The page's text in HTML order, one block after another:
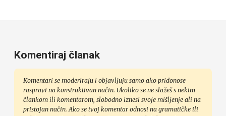
Komentiraj članak
Komentari se moderiraju i objavljuju samo ako pridonose
raspravi na konstruktivan način. Ukoliko se ne slažeš s nekim
člankom ili komentarom, slobodno iznesi svoje mišljenje ali na
pristojan način. Ako se tvoj komentar odnosi na gramatičke ili